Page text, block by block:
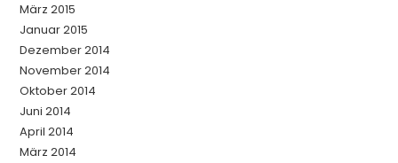
März 2015
Januar 2015
Dezember 2014
November 2014
Oktober 2014
Juni 2014
April 2014
März 2014